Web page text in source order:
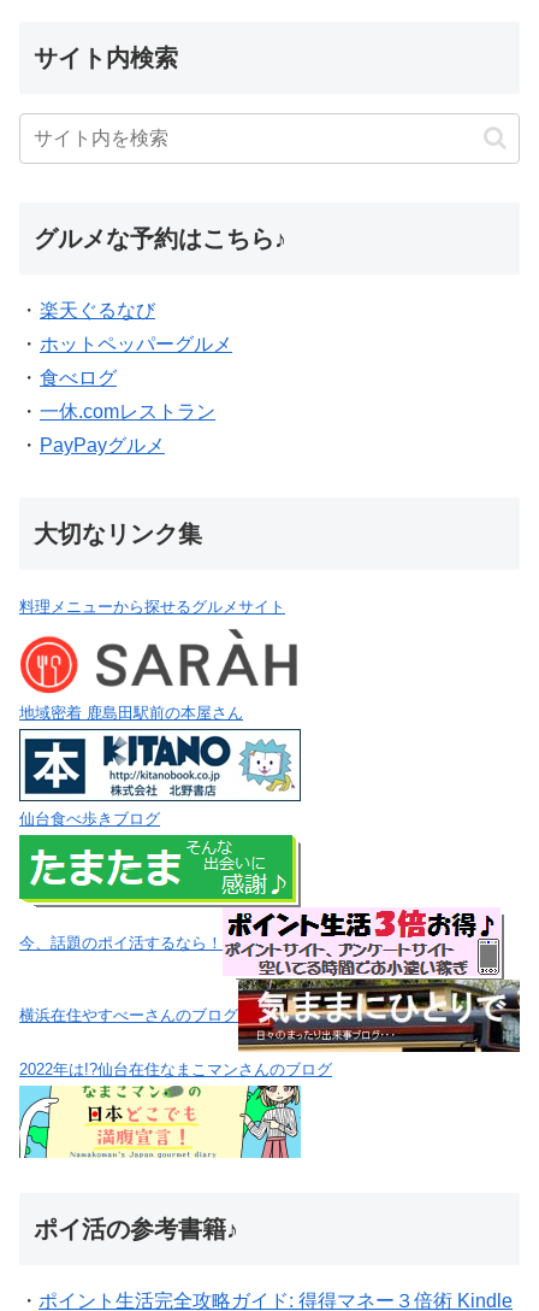
サイト内検索
グルメな予約はこちら♪
・ 楽天ぐるなび
・ ホットペッパーグルメ
・ 食べログ
・ 一休.comレストラン
・ PayPayグルメ
大切なリンク集
料理メニューから探せるグルメサイト
地域密着 鹿島田駅前の本屋さん
仙台食べ歩きブログ
今、話題のポイ活するなら！
横浜在住やすべーさんのブログ
2022年は!?仙台在住なまこマンさんのブログ
ポイ活の参考書籍♪
・ ポイント生活完全攻略ガイド: 得得マネー３倍術 Kindle